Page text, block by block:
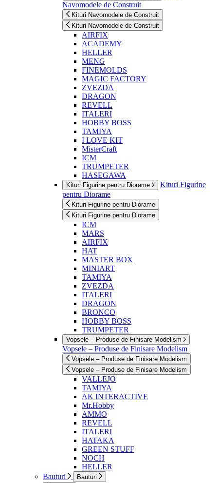
Navomodele de Construit
Kituri Navomodele de Construit
Kituri Navomodele de Construit
AIRFIX
ACADEMY
HELLER
MENG
FINEMOLDS
MAGIC FACTORY
ZVEZDA
DRAGON
REVELL
ITALERI
HOBBY BOSS
TAMIYA
I LOVE KIT
MisterCraft
ICM
TRUMPETER
HASEGAWA
Kituri Figurine pentru Diorame
Kituri Figurine
pentru Diorame
Kituri Figurine pentru Diorame
Kituri Figurine pentru Diorame
ICM
MARS
AIRFIX
HAT
MASTER BOX
MINIART
TAMIYA
ZVEZDA
ITALERI
DRAGON
BRONCO
HOBBY BOSS
TRUMPETER
Vopsele – Produse de Finisare Modelism
Vopsele – Produse de Finisare Modelism
Vopsele – Produse de Finisare Modelism
Vopsele – Produse de Finisare Modelism
VALLEJO
TAMIYA
AK INTERACTIVE
Mr.Hobby
AMMO
REVELL
ITALERI
HATAKA
GREEN STUFF
NOCH
HELLER
Bauturi
Bauturi